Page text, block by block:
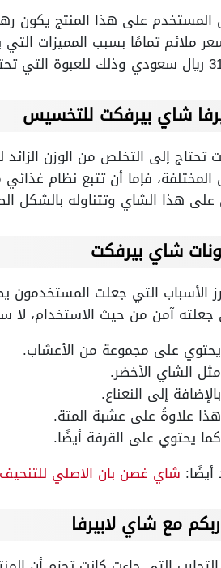
على هذا المنتج يكون
ملائم تمامًا بسبب المميزات
شاي بيرفكت للتخسيس
تحتاج إلى التخلص من الوزن
المختلفة، فإما أن تتبع نظام
هذا الشاي وتتناوله بالشكل
شاي بيرفكت
الأسباب التي جعلت
جعلته آمن من حيث الاستخدام، لا
يحتوي على مجموعة من الأعشاب.
مثل الشاي الأخضر.
بالإضافة إلى النعناع.
هذا علاوةً على عشبة المتة.
كما يحتوي على القرفة أيضًا.
شاي غصن بان الاصلي للتنحيف
مع شاي لابيرفا